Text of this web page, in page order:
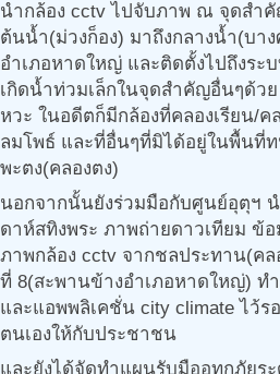
นำกล้อง cctv ไปจับภาพ ณ จุดสำ
ต้นน้ำ(ม่วงก็อง) มาถึงกลางน้ำ(บา
อำเภอหาดใหญ่ และติดตั้งไปถึงระ
เกิดน้ำท่วมเล็กในจุดสำคัญอื่นๆด้วย
หวะ ในอดีตก็มีกล้องที่คลองเรียน/ค
ลมโพธ์ และที่อื่นๆที่มิได้อยู่ในพื้นที่
พะตง(คลองตง)
นอกจากนั้นยังร่วมมือกับศูนย์อุตุฯ
ดาห์สทิงพระ ภาพถ่ายดาวเทียม ข้
ภาพกล้อง cctv จากชลประทาน(ค
ที่ 8(สะพานข้างอำเภอหาดใหญ่) ท
และแอพพลิเคชั่น city climate ไว้ร
ตนเองให้กับประชาชน
และยังได้จัดทำแผนรับมืออุทกภัยร